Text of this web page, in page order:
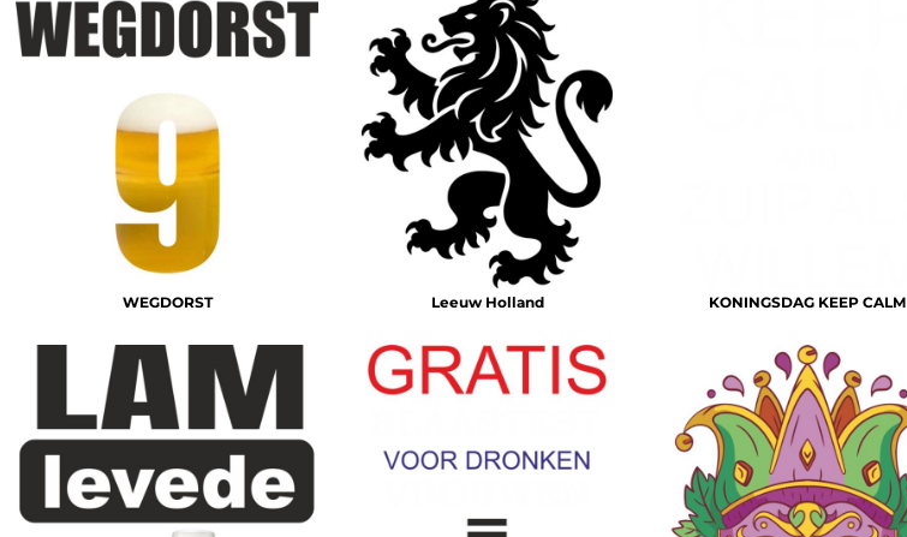
WEGDORST Leeuw Holland KONINGSDAG KEEP CALM